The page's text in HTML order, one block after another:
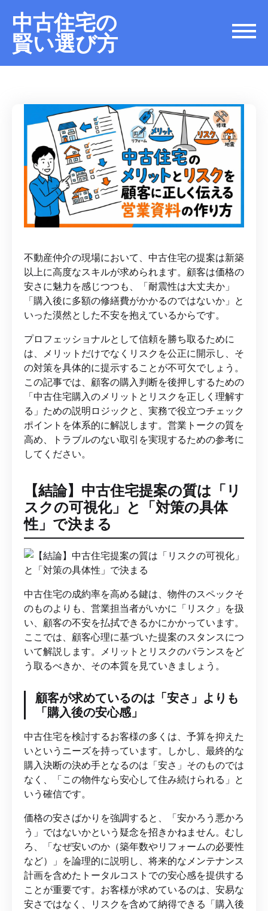
中古住宅の
賢い選び方
不動産仲介の現場において、中古住宅の提案は新築
以上に高度なスキルが求められます。顧客は価格の
安さに魅力を感じつつも、「耐震性は大丈夫か」
「購入後に多額の修繕費がかかるのではないか」と
いった漠然とした不安を抱えているからです。
プロフェッショナルとして信頼を勝ち取るために
は、メリットだけでなくリスクを公正に開示し、そ
の対策を具体的に提示することが不可欠でしょう。
この記事では、顧客の購入判断を後押しするための
「中古住宅購入のメリットとリスクを正しく理解す
る」ための説明ロジックと、実務で役立つチェック
ポイントを体系的に解説します。営業トークの質を
高め、トラブルのない取引を実現するための参考に
してください。
【結論】中古住宅提案の質は「リ
スクの可視化」と「対策の具体
性」で決まる
中古住宅の成約率を高める鍵は、物件のスペックそ
のものよりも、営業担当者がいかに「リスク」を扱
い、顧客の不安を払拭できるかにかかっています。
ここでは、顧客心理に基づいた提案のスタンスにつ
いて解説します。メリットとリスクのバランスをど
う取るべきか、その本質を見ていきましょう。
顧客が求めているのは「安さ」よりも
「購入後の安心感」
中古住宅を検討するお客様の多くは、予算を抑えた
いというニーズを持っています。しかし、最終的な
購入決断の決め手となるのは「安さ」そのものでは
なく、「この物件なら安心して住み続けられる」と
いう確信です。
価格の安さばかりを強調すると、「安かろう悪かろ
う」ではないかという疑念を招きかねません。むし
ろ、「なぜ安いのか（築年数やリフォームの必要性
など）」を論理的に説明し、将来的なメンテナンス
計画を含めたトータルコストでの安心感を提供する
ことが重要です。お客様が求めているのは、安易な
安さではなく、リスクを含めて納得できる「購入後